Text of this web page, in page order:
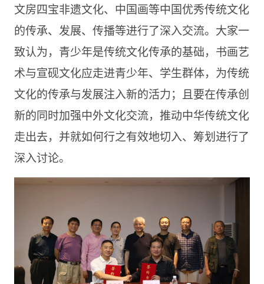
文房四宝非遗文化、中国画等中国优秀传统文化
的传承、发展、传播等进行了深入交流。大家一
致认为，青少年是传统文化传承的基础，书画艺
术与宣砚文化应走进青少年、学生群体，为传统
文化的传承与发展注入新的活力；且要在传承创
新的同时加强中外文化交流，推动中华传统文化
走出去，并就如何行之有效地切入、筹划进行了
深入讨论。